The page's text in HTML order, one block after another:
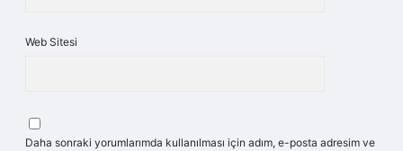
Web Sitesi
Daha sonraki yorumlarımda kullanılması için adım, e-posta adresim ve